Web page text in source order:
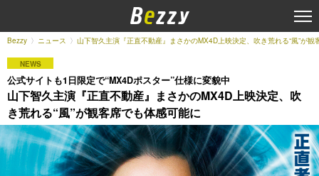
Bezzy ニュース 山下智久主演『正直不動産』まさかのMX4D上映決定、吹き荒れる“風”が観
NEWS
公式サイトも1日限定で“MX4Dポスター”仕様に変貌中
山下智久主演『正直不動産』まさかのMX4D上映決定、吹
き荒れる“風”が観客席でも体感可能に